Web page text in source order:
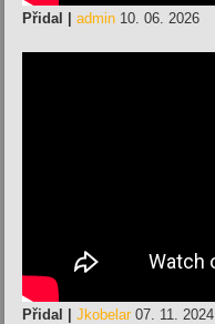
Přidal | admin 10. 06. 2026
Přidal | Jkobelar07. 11. 2024